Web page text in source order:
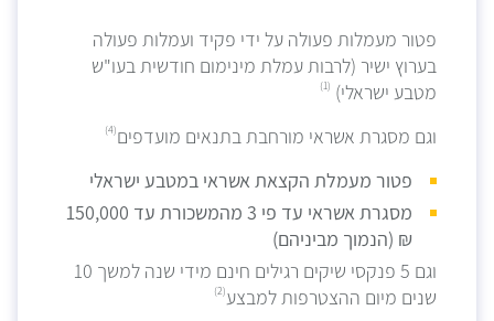
פטור מעמלות פעולה על ידי פקיד ועמלות פעולה
בערוץ ישיר (לרבות עמלת מינימום חודשית בעו"ש
מטבע ישראלי) (1)
וגם מסגרת אשראי מורחבת בתנאים מועדפים(4)
פטור מעמלת הקצאת אשראי במטבע ישראלי
מסגרת אשראי עד פי 3 מהמשכורת עד 150,000
₪ (הנמוך מביניהם)
וגם 5
פנקסי שיקים רגילים חינם מידי שנה למשך 10
שנים מיום ההצטרפות למבצע(2)